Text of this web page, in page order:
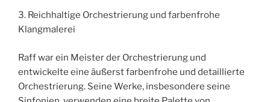
3. Reichhaltige Orchestrierung und farbenfrohe
Klangmalerei
Raff war ein Meister der Orchestrierung und
entwickelte eine äußerst farbenfrohe und detaillierte
Orchestrierung. Seine Werke, insbesondere seine